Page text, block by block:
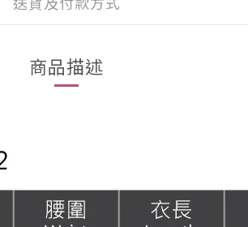
商品描述